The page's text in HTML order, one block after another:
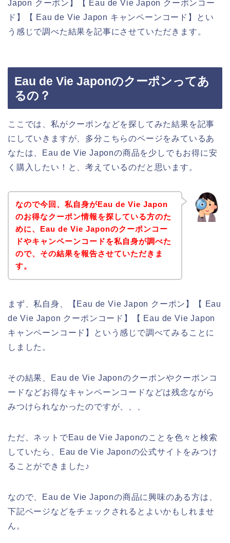
Japon クーポン】【 Eau de Vie Japon クーポンコー
ド】【 Eau de Vie Japon キャンペーンコード】とい
う感じで調べた結果を記事にさせていただきます。
Eau de Vie Japonのクーポンってあ
るの？
ここでは、私がクーポンなどを探してみた結果を記事
にしていきますが、多分こちらのページをみているあ
なたは、Eau de Vie Japonの商品を少しでもお得に安
く購入したい！と、考えているのだと思います。
なので今回、私自身がEau de Vie Japon
のお得なクーポン情報を探している方のた
めに、Eau de Vie Japonのクーポンコー
ドやキャンペーンコードを私自身が調べた
ので、その結果を報告させていただきま
す。
まず、私自身、【Eau de Vie Japon クーポン】【 Eau
de Vie Japon クーポンコード】【 Eau de Vie Japon
キャンペーンコード】という感じで調べてみることに
しました。
その結果、Eau de Vie Japonのクーポンやクーポンコ
ードなどお得なキャンペーンコードなどは残念ながら
みつけられなかったのですが、、、
ただ、ネットでEau de Vie Japonのことを色々と検索
していたら、Eau de Vie Japonの公式サイトをみつけ
ることができました♪
なので、Eau de Vie Japonの商品に興味のある方は、
下記ページなどをチェックされるとよいかもしれませ
ん。